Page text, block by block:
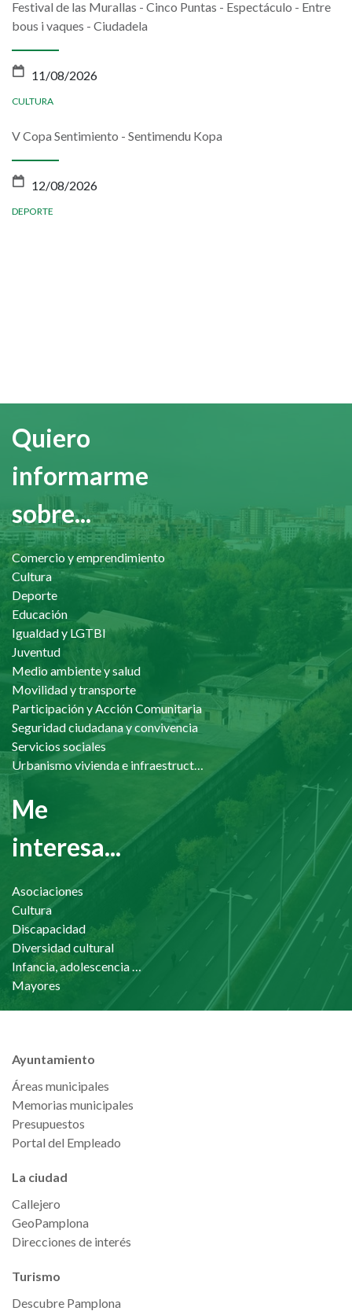
Festival de las Murallas - Cinco Puntas - Espectáculo - Entre
bous i vaques - Ciudadela
11/08/2026
CULTURA
V Copa Sentimiento - Sentimendu Kopa
12/08/2026
DEPORTE
Quiero
informarme
sobre...
Comercio y emprendimiento
Cultura
Deporte
Educación
Igualdad y LGTBI
Juventud
Medio ambiente y salud
Movilidad y transporte
Participación y Acción Comunitaria
Seguridad ciudadana y convivencia
Servicios sociales
Me
interesa...
Asociaciones
Cultura
Discapacidad
Diversidad cultural
Mayores
Ayuntamiento
Áreas municipales
Memorias municipales
Presupuestos
Portal del Empleado
La ciudad
Callejero
GeoPamplona
Direcciones de interés
Turismo
Descubre Pamplona